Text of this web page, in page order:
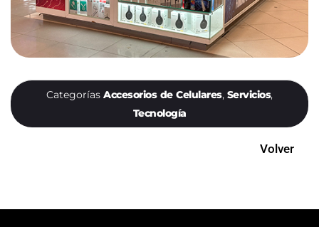
Categorías Accesorios de Celulares, Servicios,
Tecnología
Volver